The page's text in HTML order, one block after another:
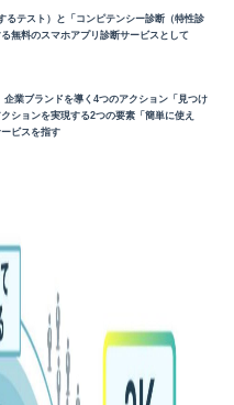
テスト）と「コンピテンシー診断（特性診
無料のスマホアプリ診断サービスとして
業ブランドを導く4つのアクション「見つけ
ションを実現する2つの要素「簡単に使え
ビスを指す